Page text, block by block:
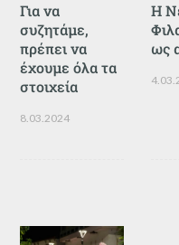
Για να
συζητάμε,
πρέπει να
έχουμε όλα τα
στοιχεία
8.03.2024
Η
ως